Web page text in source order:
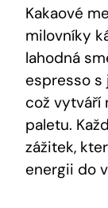
Kakaové​
milovníky
lahodná
espresso s
což vytváří
paletu.
zážitek,
energii do